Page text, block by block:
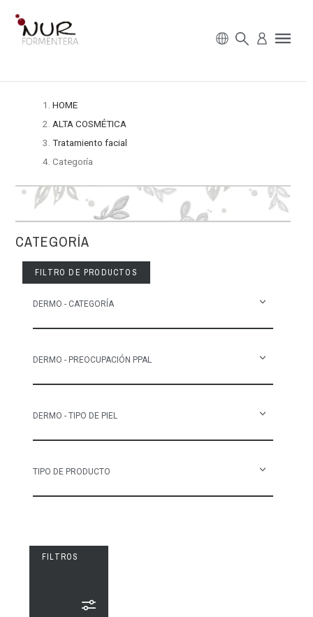
HOME
ALTA COSMÉTICA
Tratamiento facial
Categoría
CATEGORÍA
FILTROS
FILTRO DE PRODUCTOS
DERMO - CATEGORÍA
DERMO - PREOCUPACIÓN PPAL
DERMO - TIPO DE PIEL
TIPO DE PRODUCTO